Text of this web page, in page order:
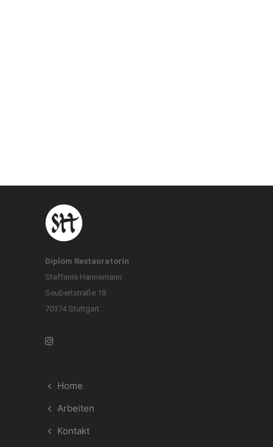
Diplom Restauratorin
Steffanie Hannemann
Seubertstraße 18
70374 Stuttgart
Home
Arbeiten
Kontakt